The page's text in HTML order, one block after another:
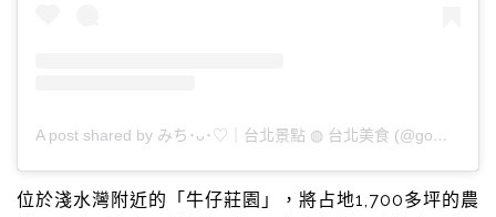
A post shared by みち･ᴗ･♡｜台北景點 ◍ 台北美食 (@gominkin)
位於淺水灣附近的「牛仔莊園」，將占地1,700多坪的農